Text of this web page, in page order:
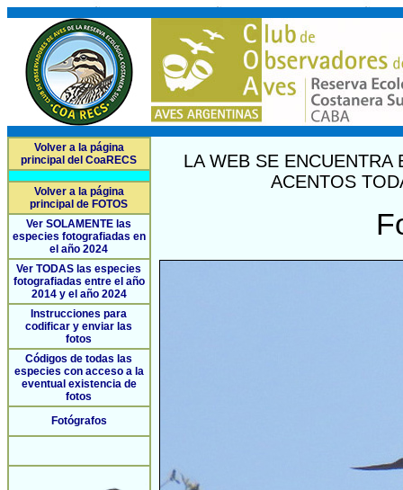
Volver a la página
principal del CoaRECS
Volver a la página
principal de FOTOS
Ver SOLAMENTE las
especies fotografiadas en
el año 2024
Ver TODAS las especies
fotografiadas entre el año
2014 y el año 2024
Instrucciones para
codificar y enviar las
fotos
Códigos de todas las
especies con acceso a la
eventual existencia de
fotos
Fotógrafos
LA WEB SE
ACENTOS